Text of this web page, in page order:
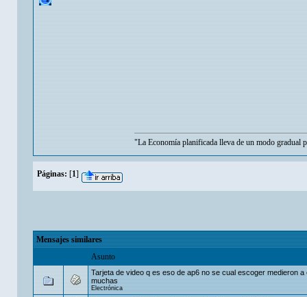
"La Economía planificada lleva de un modo gradual
Páginas: [1]
Mensajes similares
Asunto
Tarjeta de video q es eso de ap6 no se cual escoger medieron a
muchas
Electrónica